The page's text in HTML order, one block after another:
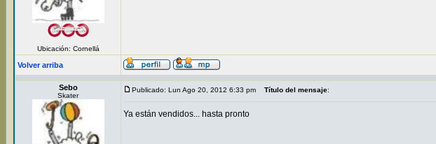
Ubicación: Cornellá
Volver arriba
Sebo
Skater
Publicado: Lun Ago 20, 2012 6:33 pm Título del mensaje:
Ya están vendidos... hasta pronto